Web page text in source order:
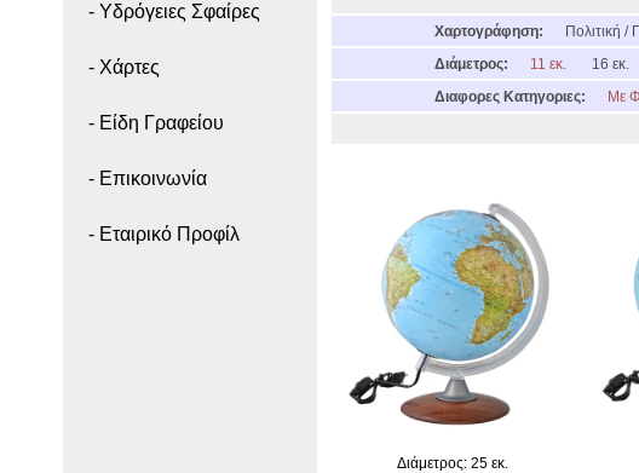
- Yδρόγειες Σφαίρες
- Χάρτες
- Είδη Γραφείου
- Επικοινωνία
- Εταιρικό Προφίλ
Χαρτογράφηση: Πολιτική /
Διάμετρος:
11 εκ. 16 εκ.
Διαφορες Κατηγοριες:
Με
Διάμετρος: 25 εκ.